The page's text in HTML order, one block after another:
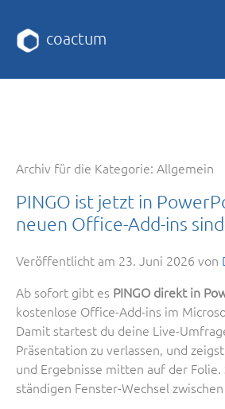
coactum
Archiv für die Kategorie: Allgemein
PINGO ist jetzt in
neuen Office-Add-ins
Veröffentlicht am 23. Juni 2026 von
Ab sofort gibt es PINGO direkt in
kostenlose Office-Add-ins im
Damit startest du deine Live-
Präsentation zu verlassen, und
und Ergebnisse mitten auf der Folie.
ständigen Fenster-Wechsel